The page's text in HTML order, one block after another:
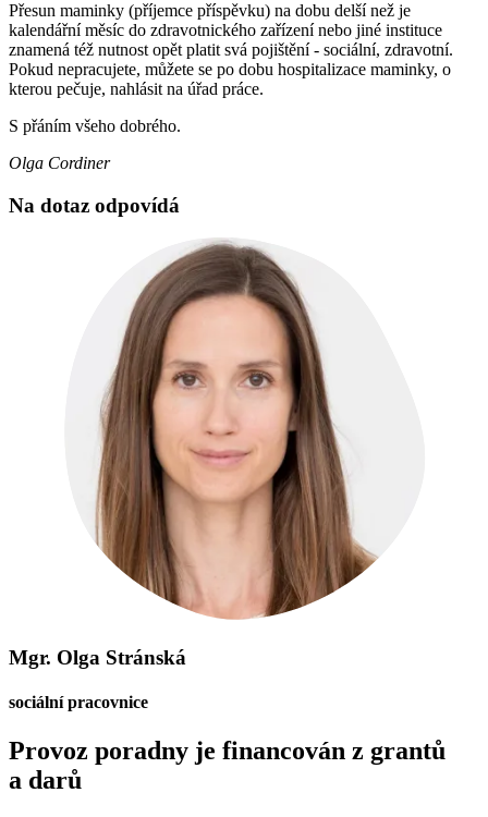
Přesun maminky (příjemce příspěvku) na dobu delší než je
kalendářní měsíc do zdravotnického zařízení nebo jiné instituce
znamená též nutnost opět platit svá pojištění - sociální, zdravotní.
Pokud nepracujete, můžete se po dobu hospitalizace maminky, o
kterou pečuje, nahlásit na úřad práce.
S přáním všeho dobrého.
Olga Cordiner
Na dotaz odpovídá
Mgr. Olga Stránská
sociální pracovnice
Provoz poradny je financován z grantů
a darů